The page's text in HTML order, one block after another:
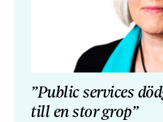
”Public services
till en stor grop”